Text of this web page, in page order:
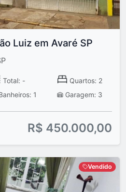
Luiz em Avaré SP
Total: -
Quartos: 2
1 Garagem: 3
R$ 450.000,00
Vendido